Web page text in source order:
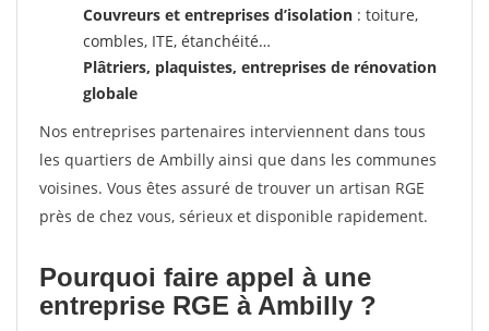
Couvreurs et entreprises d’isolation : toiture,
combles, ITE, étanchéité…
Plâtriers, plaquistes, entreprises de rénovation
globale
Nos entreprises partenaires interviennent dans tous
les quartiers de Ambilly ainsi que dans les communes
voisines. Vous êtes assuré de trouver un artisan RGE
près de chez vous, sérieux et disponible rapidement.
Pourquoi faire appel à une
entreprise RGE à Ambilly ?